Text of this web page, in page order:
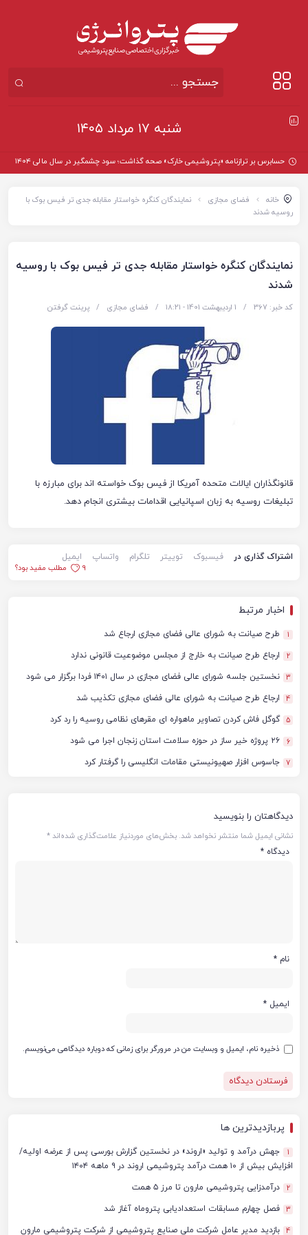
شنبه ۱۷ مرداد ۱۴۰۵
حسابرس بر ترازنامه «پتروشیمی خارک» صحه گذاشت؛ سود چشمگیر در سال مالی ۱۴۰۴
خانه فضای مجازی
نمایندگان کنگره خواستار مقابله جدی تر فیس بوک با
روسیه شدند
نمایندگان کنگره خواستار مقابله جدی تر فیس بوک با روسیه
شدند
کد خبر: 367 / 1 اردیبهشت 1401 - ۱۸:۲۱ / فضای مجازی / پرینت گرفتن
قانونگذاران ایالات متحده آمریکا از فیس بوک خواسته اند برای مبارزه با
تبلیغات روسیه به زبان اسپانیایی اقدامات بیشتری انجام دهد.
اشتراک گذاری در فیسبوک توییتر تلگرام واتساپ
ایمیل
9
مطلب مفید بود؟
اخبار مرتبط
1 طرح صیانت به شورای عالی فضای مجازی ارجاع شد
2 ارجاع طرح صیانت به خارج از مجلس موضوعیت قانونی ندارد
3 نخستین جلسه شورای عالی فضای مجازی در سال ۱۴۰۱ فردا برگزار می شود
4 ارجاع طرح صیانت به شورای عالی فضای مجازی تکذیب شد
5 گوگل فاش کردن تصاویر ماهواره ای مقرهای نظامی روسیه را رد کرد
6 ۲۶ پروژه خیر ساز در حوزه سلامت استان زنجان اجرا می شود
7 جاسوس افزار صهیونیستی مقامات انگلیسی را گرفتار کرد
دیدگاهتان را بنویسید
نشانی ایمیل شما منتشر نخواهد شد. بخش‌های موردنیاز علامت‌گذاری شده‌اند*
دیدگاه *
نام *
ایمیل *
ذخیره نام، ایمیل و وبسایت من در مرورگر برای زمانی که دوباره دیدگاهی می‌نویسم.
پربازدیدترین ها
1
جهش درآمد و تولید «اروند» در نخستین گزارش بورسی پس از عرضه اولیه/
افزایش بیش از ۱۰ همت درآمد پتروشیمی اروند در ۹ ماهه ۱۴۰۴
2 درآمدزایی پتروشیمی مارون تا مرز ۵ همت
3 فصل چهارم مسابقات استعدادیابی پتروماه آغاز شد
4 بازدید مدیر عامل شرکت ملی صنایع پتروشیمی از شرکت پتروشیمی مارون